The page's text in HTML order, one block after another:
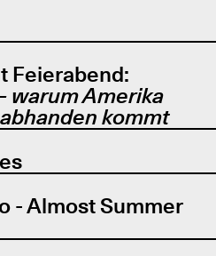
Feierabend:
warum Amerika
kommt
- Almost Summer